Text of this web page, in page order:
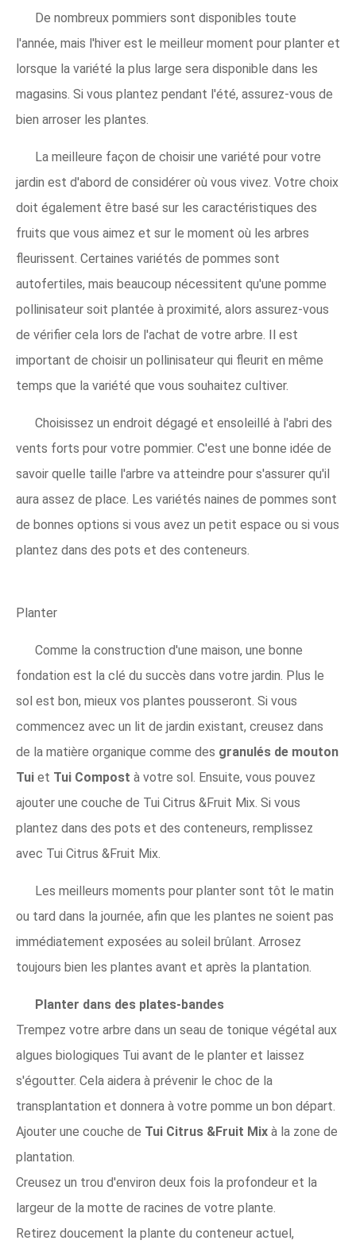
De nombreux pommiers sont disponibles toute
l'année, mais l'hiver est le meilleur moment pour planter et
lorsque la variété la plus large sera disponible dans les
magasins. Si vous plantez pendant l'été, assurez-vous de
bien arroser les plantes.
La meilleure façon de choisir une variété pour votre
jardin est d'abord de considérer où vous vivez. Votre choix
doit également être basé sur les caractéristiques des
fruits que vous aimez et sur le moment où les arbres
fleurissent. Certaines variétés de pommes sont
autofertiles, mais beaucoup nécessitent qu'une pomme
pollinisateur soit plantée à proximité, alors assurez-vous
de vérifier cela lors de l'achat de votre arbre. Il est
important de choisir un pollinisateur qui fleurit en même
temps que la variété que vous souhaitez cultiver.
Choisissez un endroit dégagé et ensoleillé à l'abri des
vents forts pour votre pommier. C'est une bonne idée de
savoir quelle taille l'arbre va atteindre pour s'assurer qu'il
aura assez de place. Les variétés naines de pommes sont
de bonnes options si vous avez un petit espace ou si vous
plantez dans des pots et des conteneurs.
Planter
Comme la construction d'une maison, une bonne
fondation est la clé du succès dans votre jardin. Plus le
sol est bon, mieux vos plantes pousseront. Si vous
commencez avec un lit de jardin existant, creusez dans
de la matière organique comme des granulés de mouton
Tui et Tui Compost à votre sol. Ensuite, vous pouvez
ajouter une couche de Tui Citrus &Fruit Mix. Si vous
plantez dans des pots et des conteneurs, remplissez
avec Tui Citrus &Fruit Mix.
Les meilleurs moments pour planter sont tôt le matin
ou tard dans la journée, afin que les plantes ne soient pas
immédiatement exposées au soleil brûlant. Arrosez
toujours bien les plantes avant et après la plantation.
Planter dans des plates-bandes
Trempez votre arbre dans un seau de tonique végétal aux
algues biologiques Tui avant de le planter et laissez
s'égoutter. Cela aidera à prévenir le choc de la
transplantation et donnera à votre pomme un bon départ.
Ajouter une couche de Tui Citrus &Fruit Mix à la zone de
plantation.
Creusez un trou d'environ deux fois la profondeur et la
largeur de la motte de racines de votre plante.
Retirez doucement la plante du conteneur actuel,